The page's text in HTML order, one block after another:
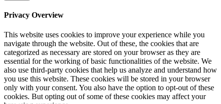
Privacy Overview
This website uses cookies to improve your experience while you
navigate through the website. Out of these, the cookies that are
categorized as necessary are stored on your browser as they are
essential for the working of basic functionalities of the website. We
also use third-party cookies that help us analyze and understand how
you use this website. These cookies will be stored in your browser
only with your consent. You also have the option to opt-out of these
cookies. But opting out of some of these cookies may affect your